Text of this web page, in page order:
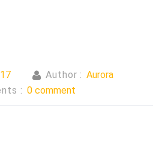
Author : Aurora
: 0 comment